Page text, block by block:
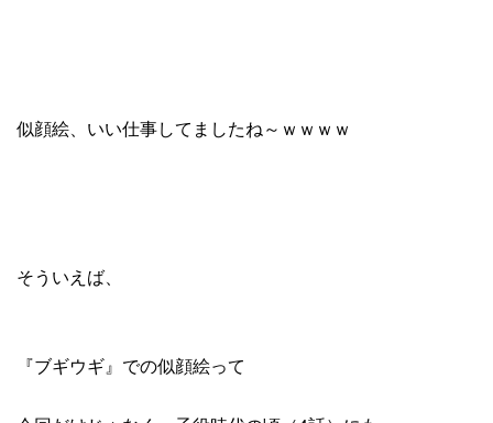
似顔絵、いい仕事してましたね～ｗｗｗｗ
そういえば、
『ブギウギ』での似顔絵って